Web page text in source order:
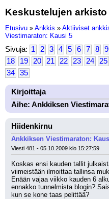
Keskustelujen arkisto
Etusivu » Ankkis » Aktiiviset
Viestimaraton: Kausi 5
Sivuja: 1 2 3 4 5 6 7 8 9
18
19 20 21 22 23 24 25
34
35
Kirjoittaja
Aihe: Ankkiksen
Hiidenkirnu
Ankkiksen Viestimaraton:
Viesti 481 - 05.10.2009 klo 15:27:59
Koskas ensi kauden tallit
viimeistään ilmoittaa tallinsa
Enään vajaa viikko kauden 6
ennakko tunnelmista blogin?
kun se kone taas pelittää?